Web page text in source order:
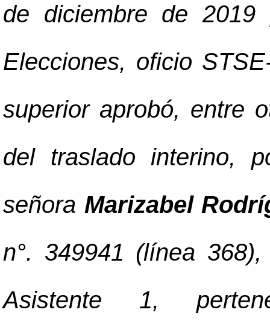
de diciembre de 2019
Elecciones, oficio
superior aprobó, entre
del traslado interino,
señora Marizabel
n°. 349941 (línea
Asistente 1,